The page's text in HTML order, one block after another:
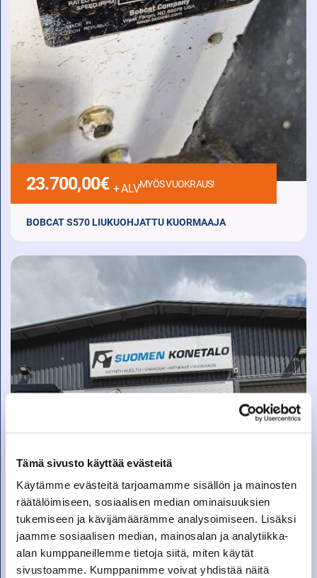
Tämä sivusto käyttää evästeitä
Käytämme evästeitä tarjoamamme sisällön ja mainosten
räätälöimiseen, sosiaalisen median ominaisuuksien
tukemiseen ja kävijämäärämme analysoimiseen. Lisäksi
jaamme sosiaalisen median, mainosalan ja analytiikka-
alan kumppaneillemme tietoja siitä, miten käytät
sivustoamme. Kumppanimme voivat yhdistää näitä
23.700,00€ + ALVMYÖS VUOKRAUS!
BOBCAT S570 LIUKUOHJATTU KUORMAAJA
KATSO LISÄTIEDOT